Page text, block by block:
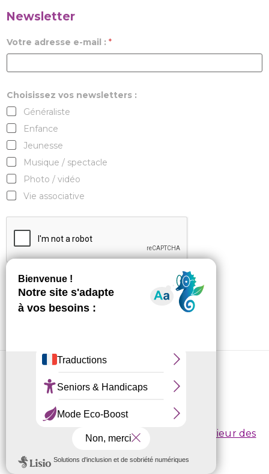
Newsletter
Votre adresse e-mail : *
Choisissez vos newsletters :
Généraliste
Enfance
Jeunesse
Musique / spectacle
Photo / vidéo
Vie associative
Je m'abonne !
CRL10 © 2026
Conditions d’inscription
/Règlement intérieur des